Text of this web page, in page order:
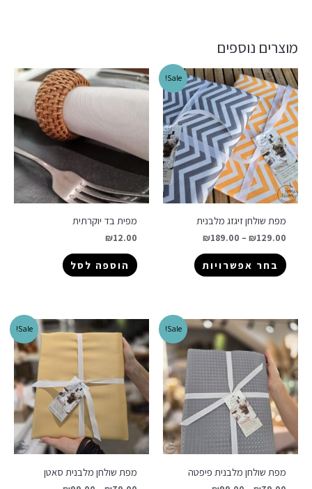
מוצרים נוספים
Sale!
מפת שולחן זיגזג מלבנית
₪129.00
–
₪189.00
בחר אפשרויות
מפית בד יוקרתית
₪12.00
הוספה לסל
Sale!
מפת שולחן מלבנית פיפטה
Sale!
מפת שולחן מלבנית סאטן